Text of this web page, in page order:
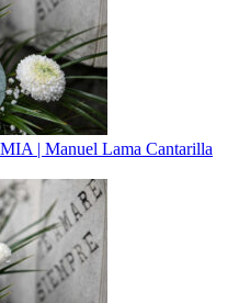
| Manuel Lama Cantarilla